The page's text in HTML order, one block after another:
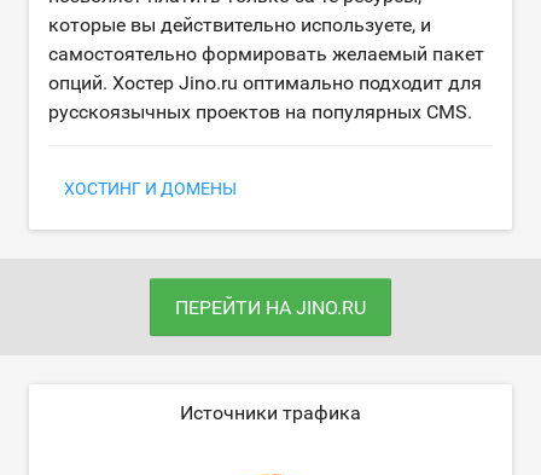
которые вы действительно используете, и
самостоятельно формировать желаемый пакет
опций. Хостер Jino.ru оптимально подходит для
русскоязычных проектов на популярных CMS.
ХОСТИНГ И ДОМЕНЫ
ПЕРЕЙТИ НА JINO.RU
Источники трафика